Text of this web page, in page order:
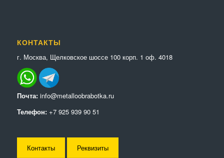
КОНТАКТЫ
г. Москва, Щелковское шоссе 100 корп. 1 оф. 4018
Почта: info@metalloobrabotka.ru
Телефон: +7 925 939 90 51
Контакты Реквизиты